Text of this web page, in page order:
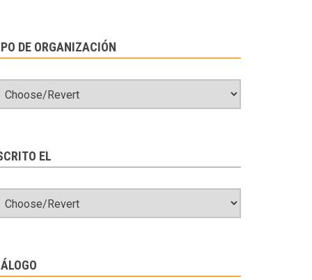
DE ORGANIZACIÓN
EL